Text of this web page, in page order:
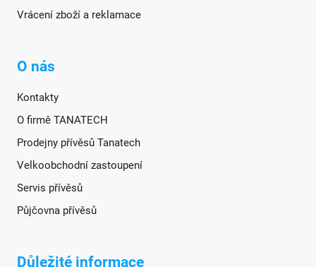
Vrácení zboží a reklamace
O nás
Kontakty
O firmě TANATECH
Prodejny přívěsů Tanatech
Velkoobchodní zastoupení
Servis přívěsů
Půjčovna přívěsů
Důležité informace